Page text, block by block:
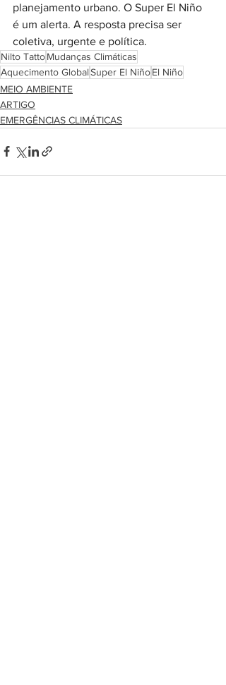
planejamento urbano. O Super El Niño
é um alerta. A resposta precisa ser
coletiva, urgente e política.
Nilto TattoMudanças Climáticas
Aquecimento GlobalSuper El NiñoEl Niño
MEIO AMBIENTE
ARTIGO
EMERGÊNCIAS CLIMÁTICAS